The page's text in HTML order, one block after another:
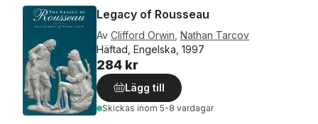
Legacy of Rousseau
Av Clifford Orwin Nathan Tarcov
Häftad, Engelska, 1997
284 kr
Lägg till
Skickas inom 5-8 vardagar